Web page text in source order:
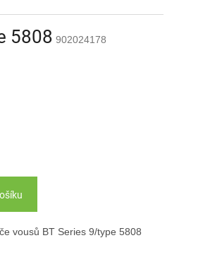
5808 902024178
vousů BT Series 9/type 5808